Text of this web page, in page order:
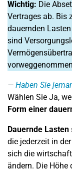
Wichtig: Die
Vertrages ab. Bis
dauernden
sind
Haben Sie
Wählen Sie Ja,
Form einer
Dauernde Lasten
die jederzeit in
sich die
ändern. Die Höhe